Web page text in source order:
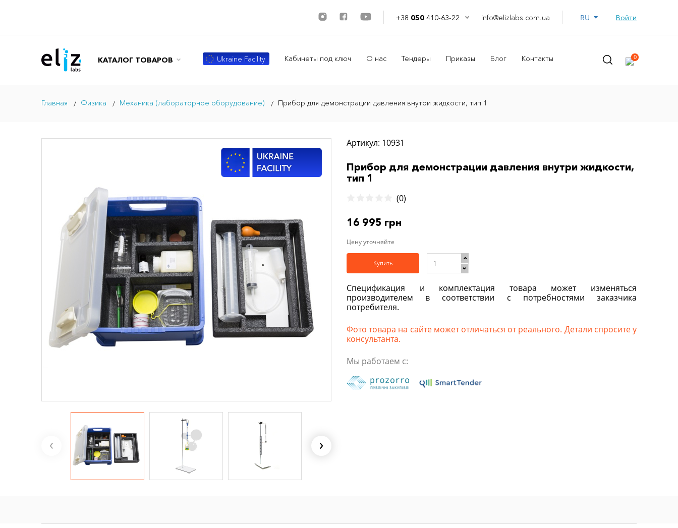
+38 050 410-63-22 info@elizlabs.com.ua Войти
КАТАЛОГ ТОВАРОВ Ukraine Facility Кабинеты под ключ О нас Тендеры Приказы Блог Контакты 0
Главная Физика Механика (лабораторное оборудование) Прибор для демонстрации давления внутри жидкости, тип 1
Артикул: 10931
Прибор для демонстрации давления внутри жидкости,
тип 1
(0)
16 995 грн
Цену уточняйте
Купить
Спецификация и комплектация товара может изменяться
производителем в соответствии с потребностями заказчика
потребителя.
Фото товара на сайте может отличаться от реального. Детали спросите у
консультанта.
Мы работаем с: